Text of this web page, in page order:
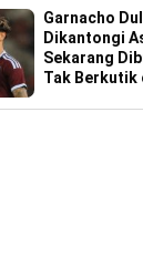
Garnacho
Dikantongi
Sekarang
Tak Berkutik